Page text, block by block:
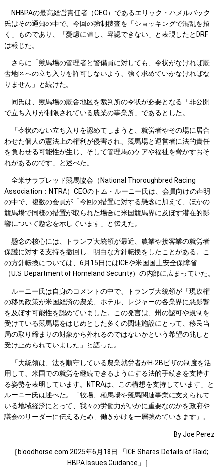
NHBPAの最高経営責任者（CEO）であるエリック・ハメルバック
氏はその通知の中で、今回の強制捜査を「ショッキングで混乱を招
く」ものであり、「憂慮に値し、容認できない」と表現したとDRF
は報じた。
さらに「競馬場の管理者と警備員に対しても、令状がなければ厩
舎地区への立ち入りを許可しないよう、強く求めていかなければな
りません」と続けた。
同氏は、競馬場の厩舎地区を裁判所の令状が必要となる「非公開
で立ち入りが制限されている農業の事業所」であるとした。
「令状のない立ち入りを認めてしまうと、就労者やその場に居合
わせた個人の憲法上の権利が侵害され、競馬場と運営者に法的責任
を負わせる可能性が生じ、そして管理馬のケアや福祉を脅かすおそ
れがあるのです」と述べた。
全米サラブレッド競馬協会（National Thoroughbred Racing
Association：NTRA）CEOのトム・ルーニー氏は、会員向けの声明
の中で、複数の会員が「今回の措置に対する懸念に加えて、ほかの
競馬場で同様の措置が取られた場合に米国競馬界に及ぼす潜在的影
響について懸念を示しています」と伝えた。
懸念の核心には、トランプ大統領が最近、農業や接客業の就労者
保護に対する支持を撤回し、明白な方針転換をしたことがある。こ
の方針転換については、6月15日にはICEや米国国土安全保障省
（U.S. Department of Homeland Security）の内部に広まっていた。
ルーニー氏は自身のコメントの中で、トランプ大統領が「現政権
の移民政策が米国経済の農業、ホテル、レジャーの各業界に悪影響
を及ぼす可能性を認めていました。この発言は、州の認可や規制を
受けている競馬場をはじめとした多くの関連施設にとって、移民当
局の取り締まりの対象から外れるのではないかという希望の兆しと
受け止められていました」と語った。
「大統領は、法を順守している農業就労者がH-2Bビザの制度を活
用して、米国での就労を継続できるようにする法的手続きを支持す
る姿勢を表明しています。NTRAは、この構想を支持しています」と
ルーニー氏は述べた。「牧場、種馬場や競馬関連事業に支えられて
いる地域経済にとって、我々の労働力がいかに重要なのかを政府や
議会のリーダーに伝えるため、働きかけを一層強めていきます」。
By Joe Perez
［bloodhorse.com 2025年6月18日 「ICE Shares Details of Raid;
HBPA Issues Guidance」］